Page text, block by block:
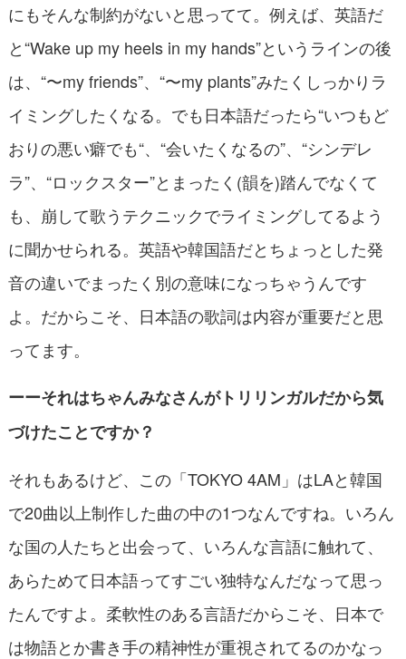
にもそんな制約がないと思ってて。例えば、英語だ
と“Wake up my heels in my hands”というラインの後
は、“〜my friends”、“〜my plants”みたくしっかりラ
イミングしたくなる。でも日本語だったら“いつもど
おりの悪い癖でも“、“会いたくなるの”、“シンデレ
ラ”、“ロックスター”とまったく(韻を)踏んでなくて
も、崩して歌うテクニックでライミングしてるよう
に聞かせられる。英語や韓国語だとちょっとした発
音の違いでまったく別の意味になっちゃうんです
よ。だからこそ、日本語の歌詞は内容が重要だと思
ってます。
ーーそれはちゃんみなさんがトリリンガルだから気
づけたことですか？
それもあるけど、この「TOKYO 4AM」はLAと韓国
で20曲以上制作した曲の中の1つなんですね。いろん
な国の人たちと出会って、いろんな言語に触れて、
あらためて日本語ってすごい独特なんだなって思っ
たんですよ。柔軟性のある言語だからこそ、日本で
は物語とか書き手の精神性が重視されてるのかなっ